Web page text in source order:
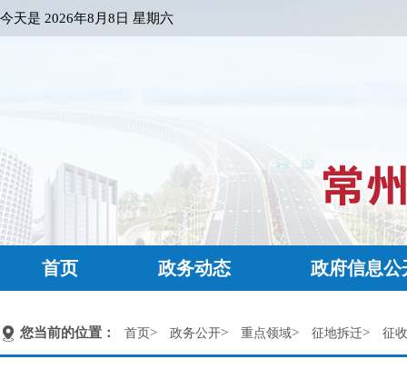
今天是 2026年8月8日 星期六
首页 政务动态 政府信息公
您当前的位置： 首页> 政务公开> 重点领域> 征地拆迁> 征